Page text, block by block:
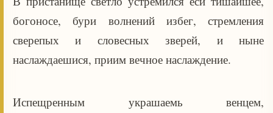
богоносе, бури волнений избег, стремления
сверепых и словесных зверей, и ныне
наслаждаешися, приим вечное наслаждение.
Испещренным украшаемь венцем,